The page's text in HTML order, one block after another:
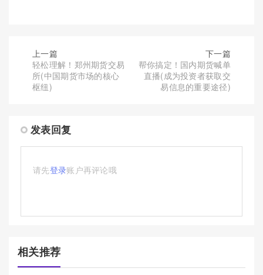
上一篇
轻松理解！郑州期货交易
所(中国期货市场的核心
枢纽)
下一篇
帮你搞定！国内期货喊单
直播(成为投资者获取交
易信息的重要途径)
发表回复
请先登录账户再评论哦
相关推荐